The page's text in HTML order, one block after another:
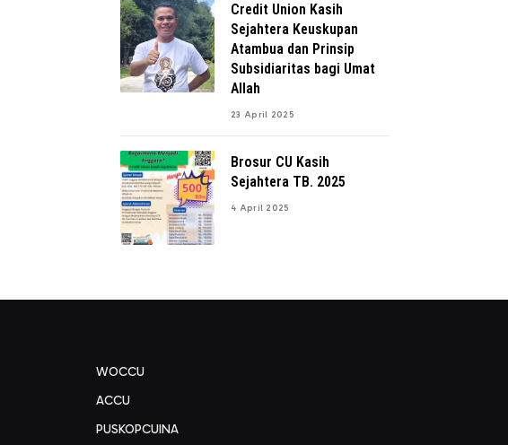
Credit Union Kasih
Sejahtera Keuskupan
Atambua dan Prinsip
Subsidiaritas bagi Umat
Allah
23 April 2025
Brosur CU Kasih
Sejahtera TB. 2025
4 April 2025
WOCCU
ACCU
PUSKOPCUINA